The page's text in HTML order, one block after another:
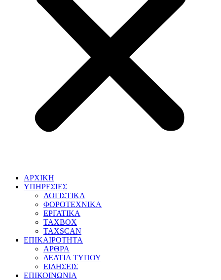
ΑΡΧΙΚΗ
ΥΠΗΡΕΣΙΕΣ
ΛΟΓΙΣΤΙΚΑ
ΦΟΡΟΤΕΧΝΙΚΑ
ΕΡΓΑΤΙΚΑ
TAXBOX
TAXSCAN
ΕΠΙΚΑΙΡΟΤΗΤΑ
ΑΡΘΡΑ
ΔΕΛΤΙΑ ΤΥΠΟΥ
ΕΙΔΗΣΕΙΣ
ΕΠΙΚΟΙΝΩΝΙΑ